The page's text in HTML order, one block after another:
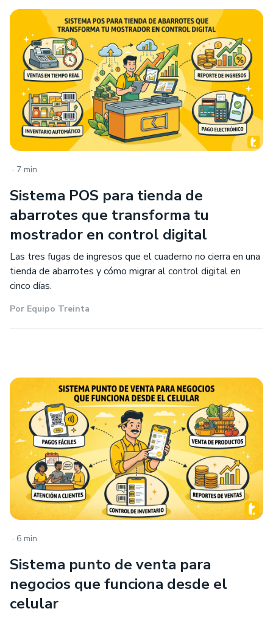
. 7 min
Sistema POS para tienda de
abarrotes que transforma tu
mostrador en control digital
Las tres fugas de ingresos que el cuaderno no cierra en una
tienda de abarrotes y cómo migrar al control digital en
cinco días.
Por Equipo Treinta
. 6 min
Sistema punto de venta para
negocios que funciona desde el
celular